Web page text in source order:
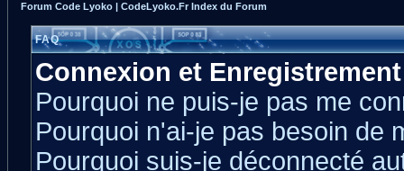
Forum Code Lyoko | CodeLyoko.Fr Index du Forum
FAQ
Connexion et Enregistrement
Pourquoi ne puis-je pas me
Pourquoi n'ai-je pas besoin de
Pourquoi suis-je déconnecté